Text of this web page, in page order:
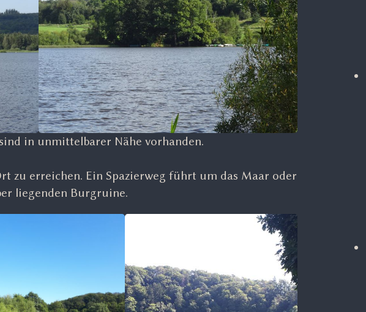
in unmittelbarer Nähe vorhanden.
zu erreichen. Ein Spazierweg führt um das Maar oder
liegenden Burgruine.